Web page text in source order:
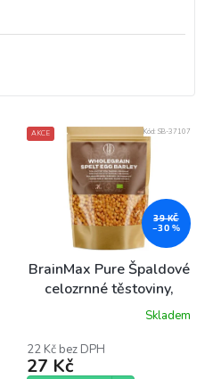
AKCE
39 KČ
–30 %
BrainMax Pure Špaldové
celozrnné těstoviny,
tarhoňa, BIO, 250 g
Skladem
22 Kč bez DPH
27 Kč
Kód: SB-37107